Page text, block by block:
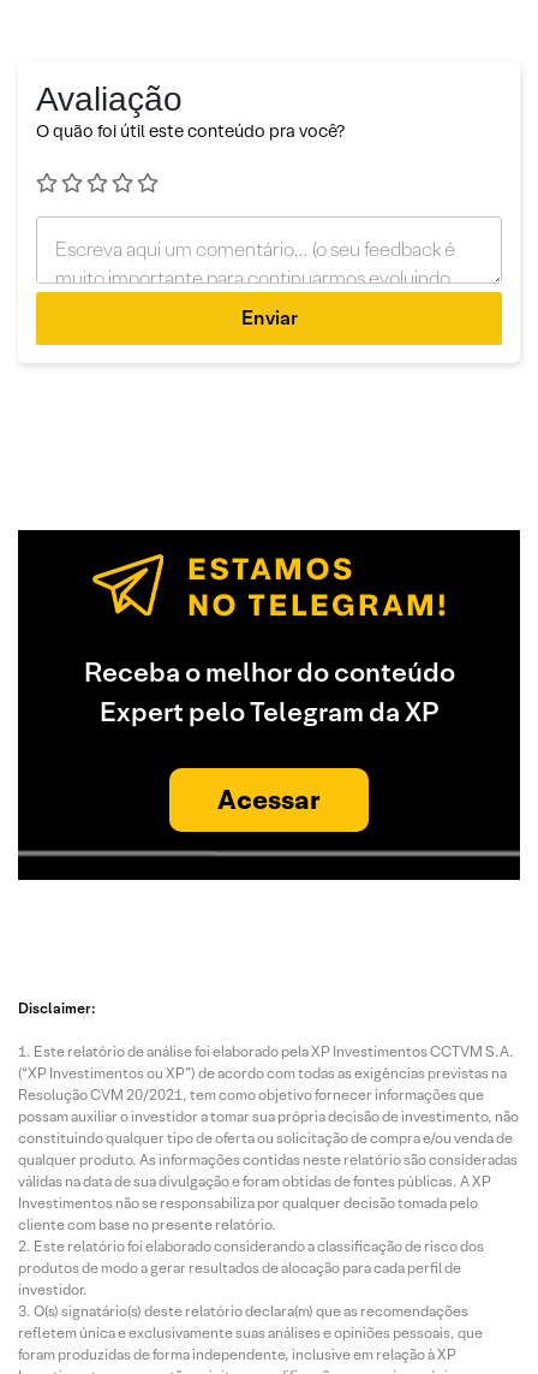
Avaliação
O quão foi útil este conteúdo pra você?
Enviar
Receba o melhor do conteúdo
Expert pelo Telegram da XP
Acessar
Disclaimer:
Este relatório de análise foi elaborado pela XP Investimentos CCTVM S.A.
(“XP Investimentos ou XP”) de acordo com todas as exigências previstas na
Resolução CVM 20/2021, tem como objetivo fornecer informações que
possam auxiliar o investidor a tomar sua própria decisão de investimento, não
constituindo qualquer tipo de oferta ou solicitação de compra e/ou venda de
qualquer produto. As informações contidas neste relatório são consideradas
válidas na data de sua divulgação e foram obtidas de fontes públicas. A XP
Investimentos não se responsabiliza por qualquer decisão tomada pelo
cliente com base no presente relatório.
Este relatório foi elaborado considerando a classificação de risco dos
produtos de modo a gerar resultados de alocação para cada perfil de
investidor.
O(s) signatário(s) deste relatório declara(m) que as recomendações
refletem única e exclusivamente suas análises e opiniões pessoais, que
foram produzidas de forma independente, inclusive em relação à XP